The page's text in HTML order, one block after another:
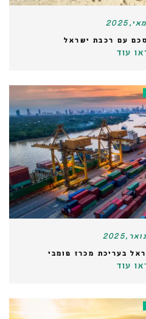
עוד
בעריכת מכרז פומבי
עוד